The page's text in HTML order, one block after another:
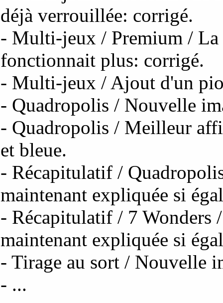
déjà verrouillée: corrigé.
- Multi-jeux / Premium / La
fonctionnait plus: corrigé.
- Multi-jeux / Ajout d'un
- Quadropolis / Nouvelle
- Quadropolis / Meilleur
et bleue.
- Récapitulatif /
maintenant expliquée si
- Récapitulatif / 7 Wonders
maintenant expliquée si
- Tirage au sort / Nouvelle
- ...